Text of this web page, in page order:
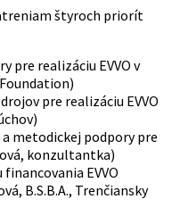
štyroch priorít
pre realizáciu EVVO v
pre realizáciu EVVO
metodickej podpory pre
konzultantka)
EVVO
B.S.B.A., Trenčiansky